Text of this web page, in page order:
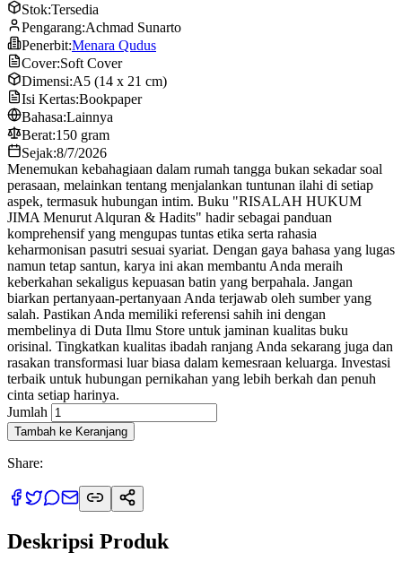
Stok:Tersedia
Pengarang:Achmad Sunarto
Penerbit:Menara Qudus
Cover:Soft Cover
Dimensi:A5 (14 x 21 cm)
Isi Kertas:Bookpaper
Bahasa:Lainnya
Berat:150 gram
Sejak:8/7/2026
Menemukan kebahagiaan dalam rumah tangga bukan sekadar soal
perasaan, melainkan tentang menjalankan tuntunan ilahi di setiap
aspek, termasuk hubungan intim. Buku "RISALAH HUKUM
JIMA Menurut Alquran & Hadits" hadir sebagai panduan
komprehensif yang mengupas tuntas etika serta rahasia
keharmonisan pasutri sesuai syariat. Dengan gaya bahasa yang lugas
namun tetap santun, karya ini akan membantu Anda meraih
keberkahan sekaligus kepuasan batin yang berpahala. Jangan
biarkan pertanyaan-pertanyaan Anda terjawab oleh sumber yang
salah. Pastikan Anda memiliki referensi sahih ini dengan
membelinya di Duta Ilmu Store untuk jaminan kualitas buku
orisinal. Tingkatkan kualitas ibadah ranjang Anda sekarang juga dan
rasakan transformasi luar biasa dalam kemesraan keluarga. Investasi
terbaik untuk hubungan pernikahan yang lebih berkah dan penuh
cinta setiap harinya.
Jumlah
Tambah ke Keranjang
Share:
Deskripsi Produk